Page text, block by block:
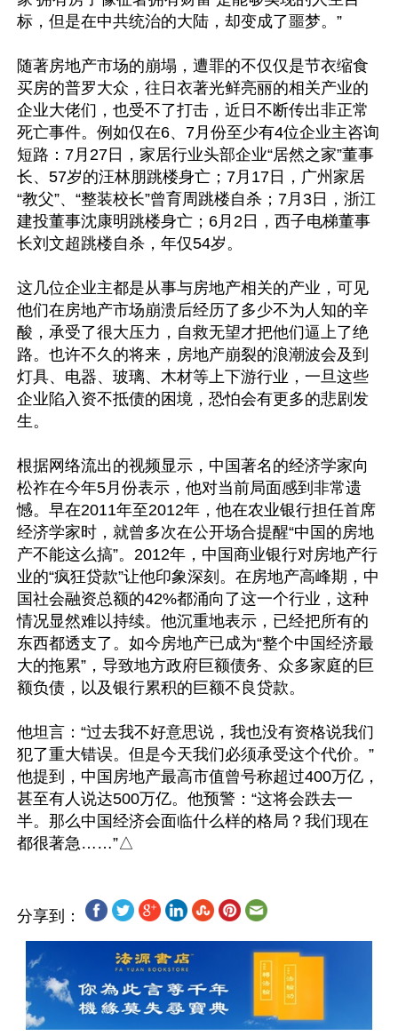
标，但是在中共统治的大陆，却变成了噩梦。”
随著房地产市场的崩塌，遭罪的不仅仅是节衣缩食
买房的普罗大众，往日衣著光鲜亮丽的相关产业的
企业大佬们，也受不了打击，近日不断传出非正常
死亡事件。例如仅在6、7月份至少有4位企业主咨询
短路：7月27日，家居行业头部企业“居然之家”董事
长、57岁的汪林朋跳楼身亡；7月17日，广州家居
“教父”、“整装校长”曾育周跳楼自杀；7月3日，浙江
建投董事沈康明跳楼身亡；6月2日，西子电梯董事
长刘文超跳楼自杀，年仅54岁。
这几位企业主都是从事与房地产相关的产业，可见
他们在房地产市场崩溃后经历了多少不为人知的辛
酸，承受了很大压力，自救无望才把他们逼上了绝
路。也许不久的将来，房地产崩裂的浪潮波会及到
灯具、电器、玻璃、木材等上下游行业，一旦这些
企业陷入资不抵债的困境，恐怕会有更多的悲剧发
生。
根据网络流出的视频显示，中国著名的经济学家向
松祚在今年5月份表示，他对当前局面感到非常遗
憾。早在2011年至2012年，他在农业银行担任首席
经济学家时，就曾多次在公开场合提醒“中国的房地
产不能这么搞”。2012年，中国商业银行对房地产行
业的“疯狂贷款”让他印象深刻。在房地产高峰期，中
国社会融资总额的42%都涌向了这一个行业，这种
情况显然难以持续。他沉重地表示，已经把所有的
东西都透支了。如今房地产已成为“整个中国经济最
大的拖累”，导致地方政府巨额债务、众多家庭的巨
额负债，以及银行累积的巨额不良贷款。
他坦言：“过去我不好意思说，我也没有资格说我们
犯了重大错误。但是今天我们必须承受这个代价。”
他提到，中国房地产最高市值曾号称超过400万亿，
甚至有人说达500万亿。他预警：“这将会跌去一
半。那么中国经济会面临什么样的格局？我们现在
分享到：